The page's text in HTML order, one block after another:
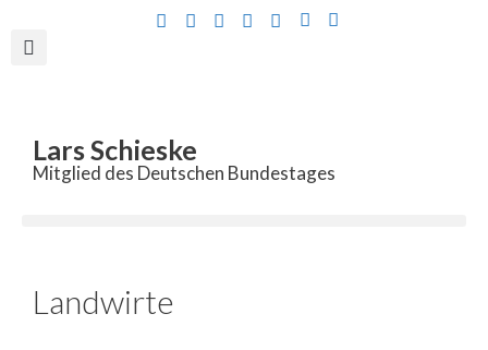
Lars Schieske
Mitglied des Deutschen Bundestages
Landwirte